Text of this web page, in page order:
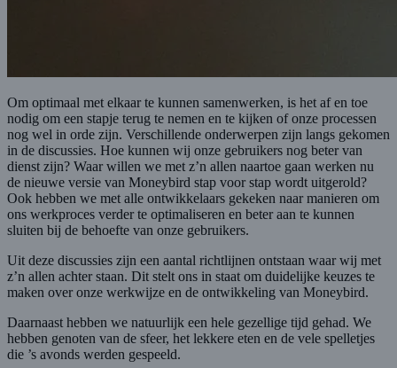
Om optimaal met elkaar te kunnen samenwerken, is het af en toe
nodig om een stapje terug te nemen en te kijken of onze processen
nog wel in orde zijn. Verschillende onderwerpen zijn langs gekomen
in de discussies. Hoe kunnen wij onze gebruikers nog beter van
dienst zijn? Waar willen we met z’n allen naartoe gaan werken nu
de nieuwe versie van Moneybird stap voor stap wordt uitgerold?
Ook hebben we met alle ontwikkelaars gekeken naar manieren om
ons werkproces verder te optimaliseren en beter aan te kunnen
sluiten bij de behoefte van onze gebruikers.
Uit deze discussies zijn een aantal richtlijnen ontstaan waar wij met
z’n allen achter staan. Dit stelt ons in staat om duidelijke keuzes te
maken over onze werkwijze en de ontwikkeling van Moneybird.
Daarnaast hebben we natuurlijk een hele gezellige tijd gehad. We
hebben genoten van de sfeer, het lekkere eten en de vele spelletjes
die ’s avonds werden gespeeld.